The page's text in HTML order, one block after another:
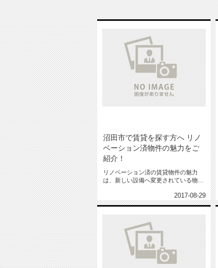
沼田市で賃貸を探す方へ リノ
ベーション済物件の魅力をご
紹介！
リノベーション済の賃貸物件の魅力
は、新しい設備へ変更されている物件
2017-08-29